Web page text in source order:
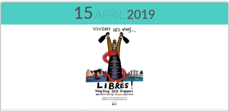
15 APRIL 2019